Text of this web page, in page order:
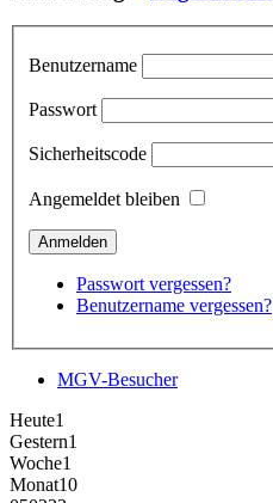
Benutzername
Passwort
Sicherheitscode
Angemeldet bleiben
Passwort vergessen?
Benutzername vergessen?
MGV-Besucher
Heute1
Gestern1
Woche1
Monat10